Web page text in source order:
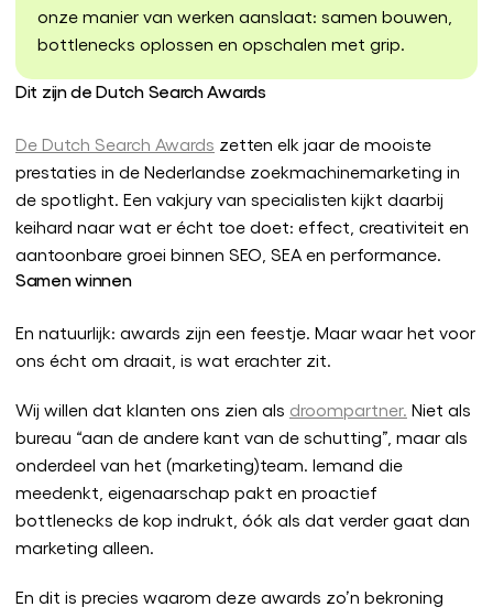
onze manier van werken aanslaat: samen bouwen,
bottlenecks oplossen en opschalen met grip.
Dit zijn de Dutch Search Awards
De Dutch Search Awards zetten elk jaar de mooiste
prestaties in de Nederlandse zoekmachinemarketing in
de spotlight. Een vakjury van specialisten kijkt daarbij
keihard naar wat er écht toe doet: effect, creativiteit en
aantoonbare groei binnen SEO, SEA en performance.
Samen winnen
En natuurlijk: awards zijn een feestje. Maar waar het voor
ons écht om draait, is wat erachter zit.
Wij willen dat klanten ons zien als droompartner. Niet als
bureau “aan de andere kant van de schutting”, maar als
onderdeel van het (marketing)team. Iemand die
meedenkt, eigenaarschap pakt en proactief
bottlenecks de kop indrukt, óók als dat verder gaat dan
marketing alleen.
En dit is precies waarom deze awards zo’n bekroning